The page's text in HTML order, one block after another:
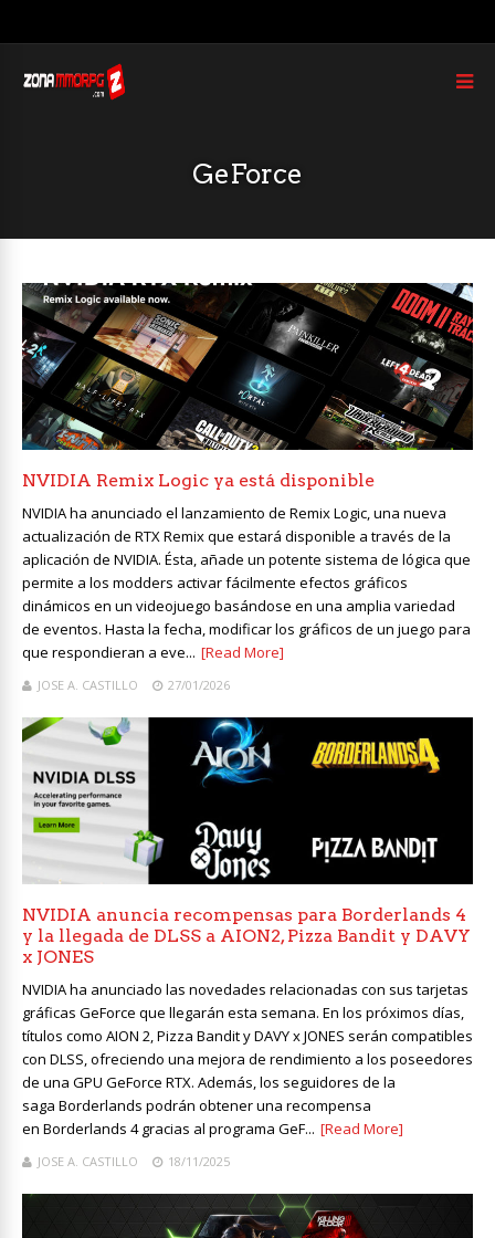
GeForce
NVIDIA Remix Logic ya está disponible
NVIDIA ha anunciado el lanzamiento de Remix Logic, una nueva
actualización de RTX Remix que estará disponible a través de la
aplicación de NVIDIA. Ésta, añade un potente sistema de lógica que
permite a los modders activar fácilmente efectos gráficos
dinámicos en un videojuego basándose en una amplia variedad
de eventos. Hasta la fecha, modificar los gráficos de un juego para
que respondieran a eve... [Read More]
JOSE A. CASTILLO 27/01/2026
NVIDIA anuncia recompensas para Borderlands 4
y la llegada de DLSS a AION2, Pizza Bandit y DAVY
x JONES
NVIDIA ha anunciado las novedades relacionadas con sus tarjetas
gráficas GeForce que llegarán esta semana. En los próximos días,
títulos como AION 2, Pizza Bandit y DAVY x JONES serán compatibles
con DLSS, ofreciendo una mejora de rendimiento a los poseedores
de una GPU GeForce RTX. Además, los seguidores de la
saga Borderlands podrán obtener una recompensa
en Borderlands 4 gracias al programa GeF... [Read More]
JOSE A. CASTILLO 18/11/2025